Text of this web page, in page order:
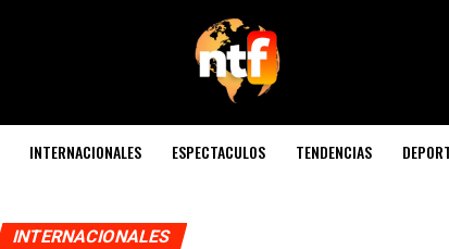
INTERNACIONALES ESPECTACULOS TENDENCIAS
INTERNACIONALES